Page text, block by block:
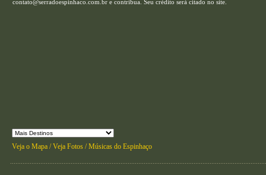
contato@serradoespinhaco.com.br e contribua. Seu crédito será citado no site.
Veja o Mapa /Veja Fotos /Músicas do Espinhaço